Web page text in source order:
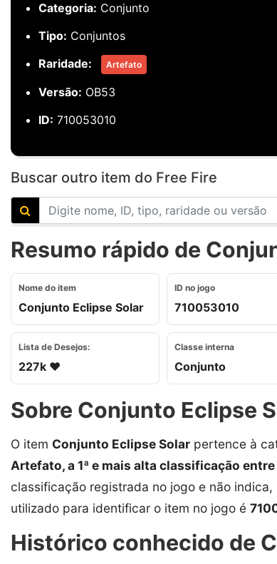
Categoria: Conjunto
Tipo: Conjuntos
Raridade:
Artefato
Versão: OB53
ID: 710053010
Buscar outro item do Free Fire
Resumo rápido de
Nome do item
Conjunto Eclipse Solar
ID no jogo
710053010
Lista de Desejos:
227k ❤️
Classe interna
Conjunto
Sobre Conjunto Eclipse
O item Conjunto Eclipse Solar pertence à
Artefato, a 1ª e mais alta classificação
classificação registrada no jogo e não
utilizado para identificar o item no jogo é
Histórico conhecido de